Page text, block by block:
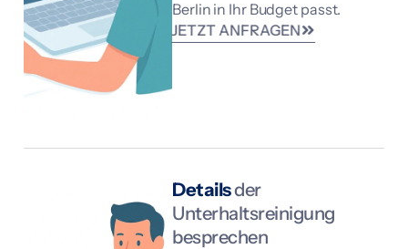
u
n
g
s
h
i
Berlin in Ihr Budget passt.
JETZT ANFRAGEN
Detailsder
Unterhaltsreinigung
besprechen